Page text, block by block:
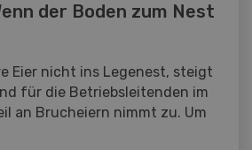
der Boden zum Nest
Eier nicht ins Legenest, steigt
für die Betriebsleitenden im
an Brucheiern nimmt zu. Um